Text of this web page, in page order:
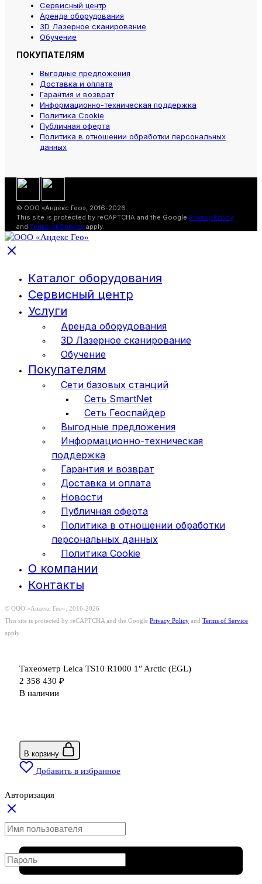
Сервисный центр
Аренда оборудования
3D Лазерное сканирование
Обучение
ПОКУПАТЕЛЯМ
Выгодные предложения
Доставка и оплата
Гарантия и возврат
Информационно-техническая поддержка
Политика Cookie
Публичная оферта
Политика в отношении обработки персональных
данных
© ООО «Андекс Гео», 2016-2026
This site is protected by reCAPTCHA and the Google Privacy Policy
and Terms of Service apply.
Каталог оборудования
Сервисный центр
Услуги
Аренда оборудования
3D Лазерное сканирование
Обучение
Покупателям
Сети базовых станций
Сеть SmartNet
Сеть Геоспайдер
Выгодные предложения
Информационно-техническая
поддержка
Гарантия и возврат
Доставка и оплата
Новости
Публичная оферта
Политика в отношении обработки
персональных данных
Политика Cookie
О компании
Контакты
© ООО «Андекс Гео», 2016-2026
This site is protected by reCAPTCHA and the Google Privacy Policy and Terms of Service
apply.
Тахеометр Leica TS10 R1000 1″ Arctic (EGL)
2 358 430 ₽
В наличии
В корзину
Добавить в избранное
Авторизация